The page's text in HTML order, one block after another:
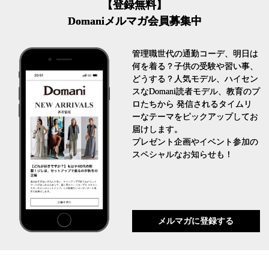
【登録無料】
Domaniメルマガ会員募集中
管理職世代の通勤コーデ、明日は
何を着る？子供の受験や習い事、
どうする？人気モデル、ハイセン
スなDomani読者モデル、教育のプ
ロたちから 発信されるタイムリ
ーなテーマをピックアップしてお
届けします。
プレゼント企画やイベント参加の
スペシャルなお知らせも！
メルマガに登録する